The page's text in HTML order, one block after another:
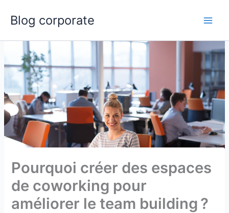
Blog corporate
Pourquoi créer des espaces
de coworking pour
améliorer le team building ?